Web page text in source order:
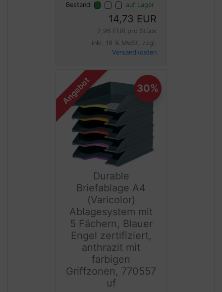
Bestand:
auf Lager
14,73 EUR
2,95 EUR pro Stück
inkl. 19 % MwSt. zzgl.
Versandkosten
Angebot
Durable
Briefablage A4
(Varicolor)
Ablagesystem mit
5 Fächern, Blauer
Engel zertifiziert,
anthrazit mit
farbigen
Griffzonen, 770557
uf
30%